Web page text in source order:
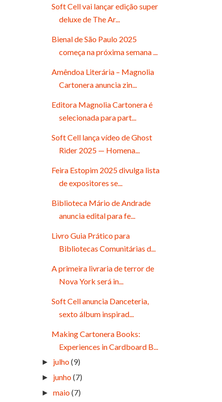
Soft Cell vai lançar edição super
deluxe de The Ar...
Bienal de São Paulo 2025
começa na próxima semana ...
Amêndoa Literária – Magnolia
Cartonera anuncia zin...
Editora Magnolia Cartonera é
selecionada para part...
Soft Cell lança vídeo de Ghost
Rider 2025 — Homena...
Feira Estopim 2025 divulga lista
de expositores se...
Biblioteca Mário de Andrade
anuncia edital para fe...
Livro Guia Prático para
Bibliotecas Comunitárias d...
A primeira livraria de terror de
Nova York será in...
Soft Cell anuncia Danceteria,
sexto álbum inspirad...
Making Cartonera Books:
Experiences in Cardboard B...
► julho(9)
► junho(7)
►maio(7)